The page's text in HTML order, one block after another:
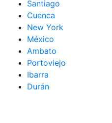
Santiago
Cuenca
New York
México
Ambato
Portoviejo
Ibarra
Durán